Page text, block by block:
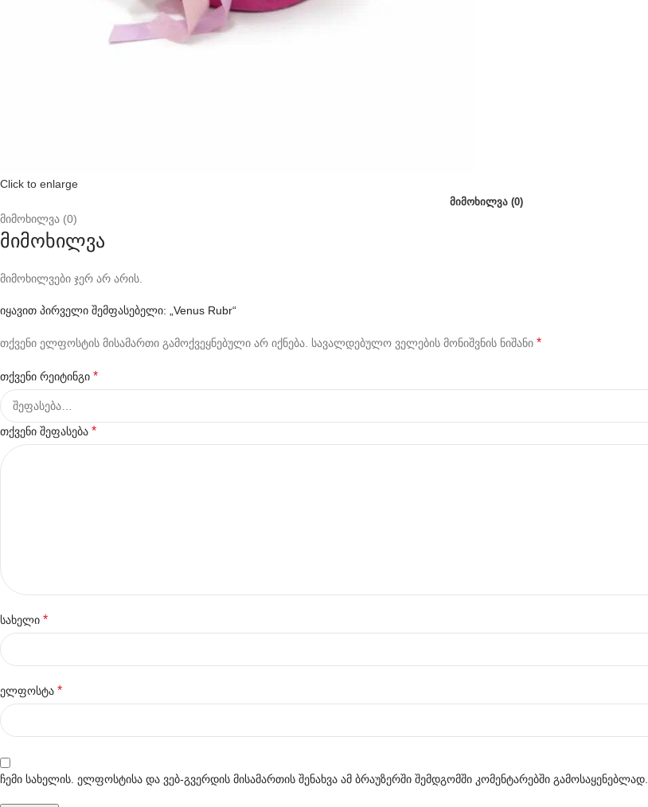
Click to enlarge
ᲛᲘᲛᲝᲮᲘᲚᲕᲐ (0)
მიმოხილვა (0)
მიმოხილვა
მიმოხილვები ჯერ არ არის.
იყავით პირველი შემფასებელი: „Venus Rubr“
თქვენი ელფოსტის მისამართი გამოქვეყნებული არ იქნება. სავალდებულო ველების მონიშვნის ნიშანი *
თქვენი რეიტინგი *
თქვენი შეფასება *
სახელი *
ელფოსტა *
ჩემი სახელის. ელფოსტისა და ვებ-გვერდის მისამართის შენახვა ამ ბრაუზერში შემდგომში კომენტარებში გამოსაყენებლად.